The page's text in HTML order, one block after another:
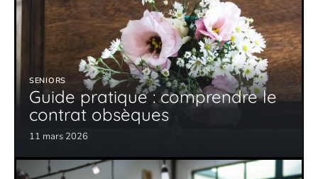
SENIORS
Guide pratique : comprendre le
contrat obsèques
11 mars 2026